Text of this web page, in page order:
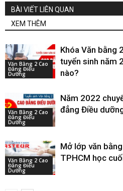
BÀI VIẾT LIÊN QUAN
XEM THÊM
Văn Bằng 2 Cao
Đẳng Điều
Dưỡng
Khóa Văn bằng
tuyển sinh năm
nào?
Văn Bằng 2 Cao
Đẳng Điều
Dưỡng
Năm 2022
đẳng Điều
Văn Bằng 2 Cao
Đẳng Điều
Dưỡng
Mở lớp văn
TPHCM học